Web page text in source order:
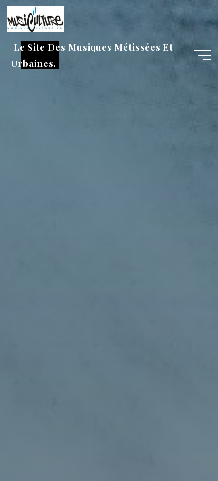
Aller
au
contenu
Le Site Des Musiques Métissées Et
Urbaines.